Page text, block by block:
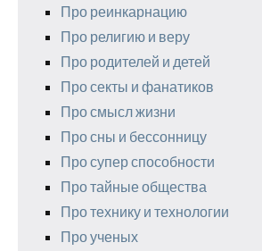
Про реинкарнацию
Про религию и веру
Про родителей и детей
Про секты и фанатиков
Про смысл жизни
Про сны и бессонницу
Про супер способности
Про тайные общества
Про технику и технологии
Про ученых